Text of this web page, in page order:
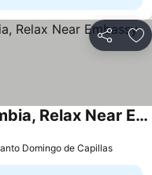
Bagikan
Residencial Altos de Colombia, Relax Near Embassy
Domingo de Capillas